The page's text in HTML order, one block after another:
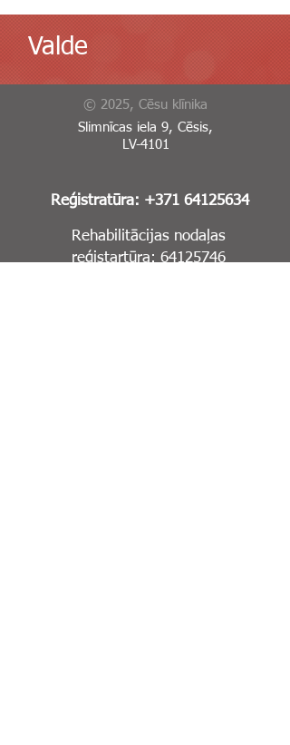
Valde
© 2025, Cēsu klīnika
Slimnīcas iela 9, Cēsis,
LV-4101
Reģistratūra: +371 64125634
Rehabilitācijas nodaļas
reģistartūra: 64125746